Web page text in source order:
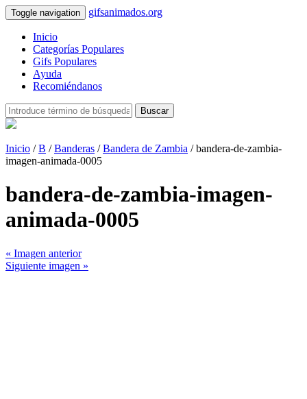
Toggle navigation gifsanimados.org
Inicio
Categorías Populares
Gifs Populares
Ayuda
Recomiéndanos
Buscar
Inicio /B /Banderas /Bandera de Zambia / bandera-de-zambia-
imagen-animada-0005
bandera-de-zambia-imagen-
animada-0005
« Imagen anterior
Siguiente imagen »